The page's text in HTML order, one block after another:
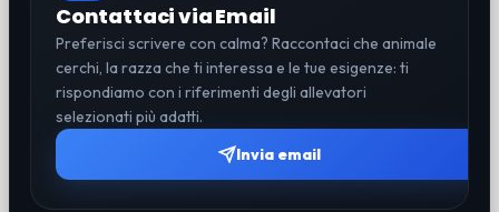
Contattaci via Email
Preferisci scrivere con calma? Raccontaci che animale
cerchi, la razza che ti interessa e le tue esigenze: ti
rispondiamo con i riferimenti degli allevatori
selezionati più adatti.
Invia email